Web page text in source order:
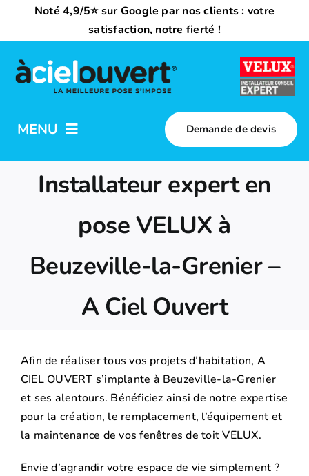
contenu
Noté 4,9/5⭐ sur Google par nos clients : votre
satisfaction, notre fierté !
MENU
Trouvez votre installateur
Demande de devis
Installateur expert en
pose VELUX à
Beuzeville-la-Grenier –
A Ciel Ouvert
Afin de réaliser tous vos projets d’habitation, A
CIEL OUVERT s’implante à Beuzeville-la-Grenier
et ses alentours. Bénéficiez ainsi de notre expertise
pour la création, le remplacement, l’équipement et
la maintenance de vos fenêtres de toit VELUX.
Envie d’agrandir votre espace de vie simplement ?